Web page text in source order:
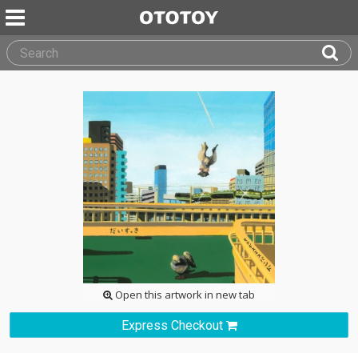
Open this artwork in new tab
Express Checkout